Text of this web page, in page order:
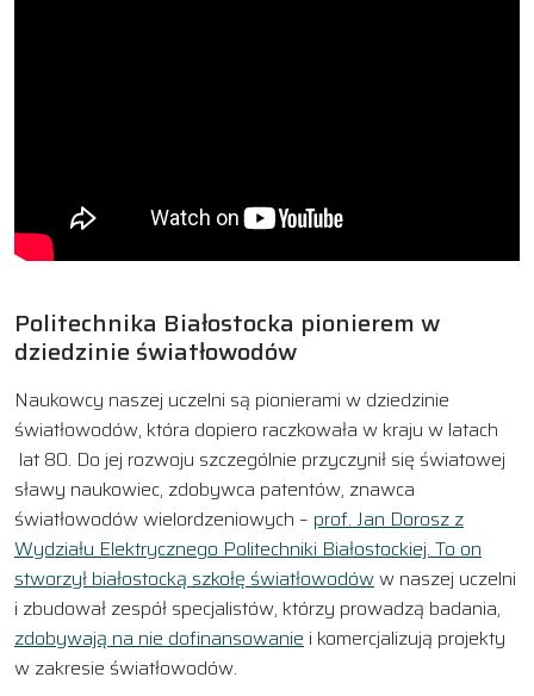
Politechnika Białostocka pionierem w
dziedzinie światłowodów
Naukowcy naszej uczelni są pionierami w dziedzinie
światłowodów, która dopiero raczkowała w kraju w latach
lat 80. Do jej rozwoju szczególnie przyczynił się światowej
sławy naukowiec, zdobywca patentów, znawca
światłowodów wielordzeniowych – prof. Jan Dorosz z
Wydziału Elektrycznego Politechniki Białostockiej. To on
stworzyłbiałostocką szkołę światłowodóww naszej uczelni
i zbudował zespół specjalistów, którzy prowadzą badania,
zdobywają na nie dofinansowanie i komercjalizują projekty
w zakresie światłowodów.